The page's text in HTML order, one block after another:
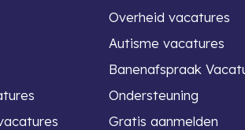
Overheid vacatures
Autisme vacatures
Banenafspraak
Ondersteuning
Gratis aanmelden